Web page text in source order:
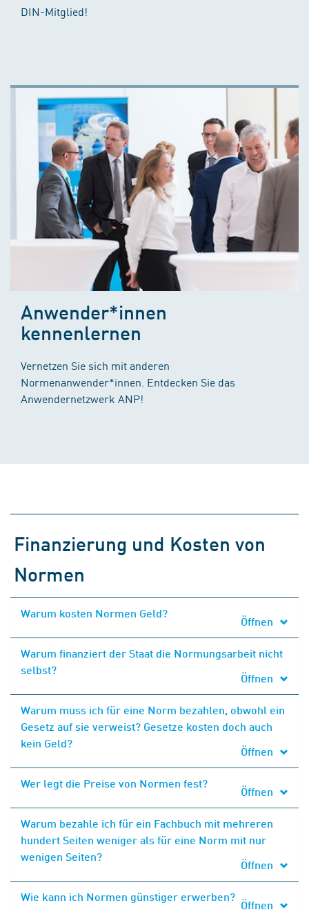
DIN-Mitglied!
Anwender*innen
kennenlernen
Vernetzen Sie sich mit anderen
Normenanwender*innen. Entdecken Sie das
Anwendernetzwerk ANP!
Finanzierung und Kosten von
Normen
Warum kosten Normen Geld?
Öffnen
Warum finanziert der Staat die Normungsarbeit nicht
selbst?
Öffnen
Warum muss ich für eine Norm bezahlen, obwohl ein
Gesetz auf sie verweist? Gesetze kosten doch auch
kein Geld?
Öffnen
Wer legt die Preise von Normen fest?
Öffnen
Warum bezahle ich für ein Fachbuch mit mehreren
hundert Seiten weniger als für eine Norm mit nur
wenigen Seiten?
Öffnen
Wie kann ich Normen günstiger erwerben?
Öffnen